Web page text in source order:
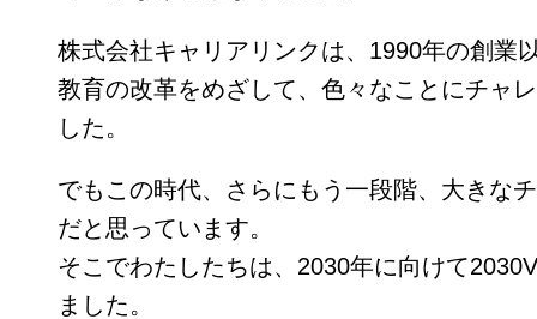
株式会社キャリアリンクは、1990年の創業
教育の改革をめざして、色々なことにチャ
した。
でもこの時代、さらにもう一段階、大きな
だと思っています。
そこでわたしたちは、2030年に向けて
ました。